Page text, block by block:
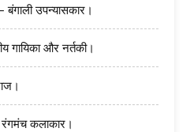
उपन्यासकार।
गायिका और नर्तकी।
रंगमंच कलाकार।